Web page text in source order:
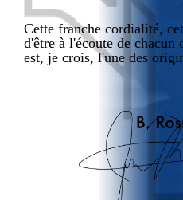
Cette franche cordialité,
d'être à l'écoute de chacun
est, je crois, l'une des